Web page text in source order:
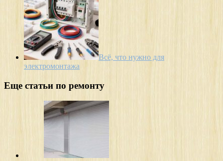
Всё, что нужно для
электромонтажа
Еще статьи по ремонту